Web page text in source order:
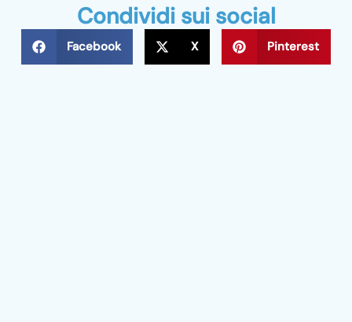
Condividi sui social
Facebook X Pinterest